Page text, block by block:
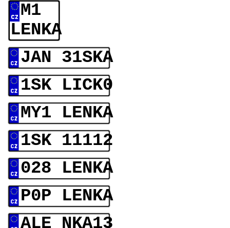
M1
LENKA
JAN 31SKA
1SK LICK0
MY1 LENKA
1SK 11112
028 LENKA
P0P LENKA
ALE NKA13